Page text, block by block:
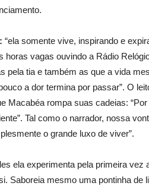
“ela somente vive, inspirando e
horas vagas ouvindo a Rádio
pela tia e também as que a vida
a dor termina por passar”. O
Macabéa rompa suas cadeias:
Tal como o narrador, nossa
o grande luxo de viver”.
ela experimenta pela primeira vez
Saboreia mesmo uma pontinha de